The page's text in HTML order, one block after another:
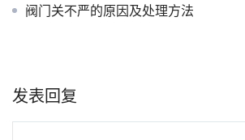
阀门关不严的原因及处理方法
发表回复